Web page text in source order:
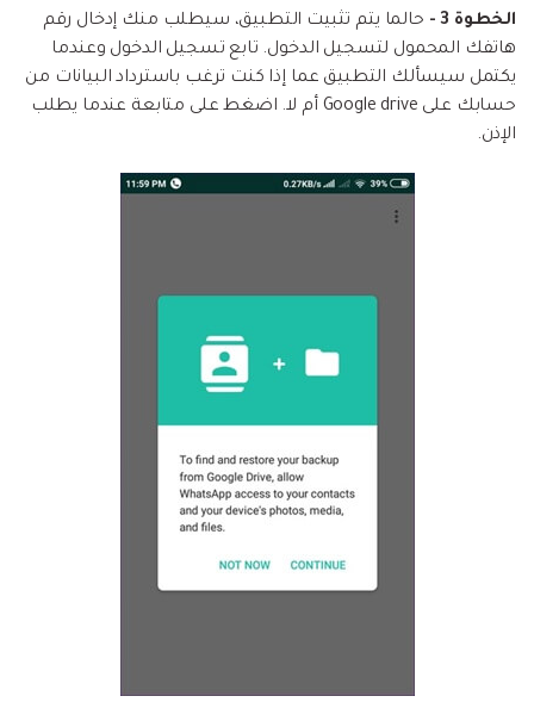
الخطوة 3 -
حالما يتم تثبيت التطبيق، سيطلب منك إدخال رقم
هاتفك المحمول لتسجيل الدخول. تابع تسجيل الدخول وعندما
يكتمل سيسألك التطبيق عما إذا كنت ترغب باسترداد البيانات من
حسابك على Google drive أم لا. اضغط على متابعة عندما يطلب
الإذن.